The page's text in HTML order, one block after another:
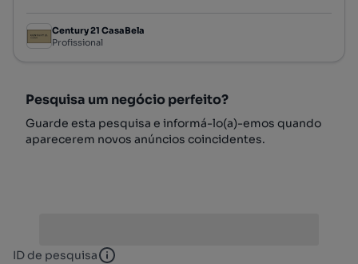
Century 21 CasaBela
Profissional
Pesquisa um negócio perfeito?
Guarde esta pesquisa e informá-lo(a)-emos quando
aparecerem novos anúncios coincidentes.
ID de pesquisa ID de pesquisa